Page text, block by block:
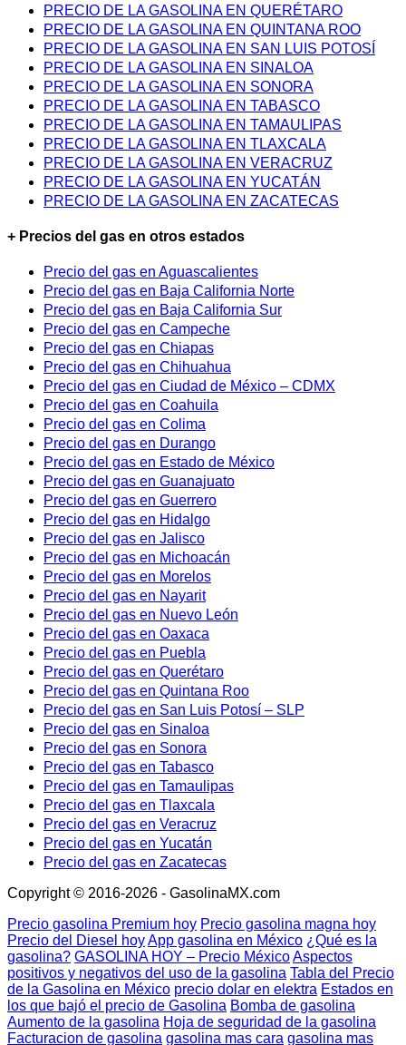
PRECIO DE LA GASOLINA EN QUERÉTARO
PRECIO DE LA GASOLINA EN QUINTANA ROO
PRECIO DE LA GASOLINA EN SAN LUIS POTOSÍ
PRECIO DE LA GASOLINA EN SINALOA
PRECIO DE LA GASOLINA EN SONORA
PRECIO DE LA GASOLINA EN TABASCO
PRECIO DE LA GASOLINA EN TAMAULIPAS
PRECIO DE LA GASOLINA EN TLAXCALA
PRECIO DE LA GASOLINA EN VERACRUZ
PRECIO DE LA GASOLINA EN YUCATÁN
PRECIO DE LA GASOLINA EN ZACATECAS
+ Precios del gas en otros estados
Precio del gas en Aguascalientes
Precio del gas en Baja California Norte
Precio del gas en Baja California Sur
Precio del gas en Campeche
Precio del gas en Chiapas
Precio del gas en Chihuahua
Precio del gas en Ciudad de México – CDMX
Precio del gas en Coahuila
Precio del gas en Colima
Precio del gas en Durango
Precio del gas en Estado de México
Precio del gas en Guanajuato
Precio del gas en Guerrero
Precio del gas en Hidalgo
Precio del gas en Jalisco
Precio del gas en Michoacán
Precio del gas en Morelos
Precio del gas en Nayarit
Precio del gas en Nuevo León
Precio del gas en Oaxaca
Precio del gas en Puebla
Precio del gas en Querétaro
Precio del gas en Quintana Roo
Precio del gas en San Luis Potosí – SLP
Precio del gas en Sinaloa
Precio del gas en Sonora
Precio del gas en Tabasco
Precio del gas en Tamaulipas
Precio del gas en Tlaxcala
Precio del gas en Veracruz
Precio del gas en Yucatán
Precio del gas en Zacatecas
Copyright © 2016-2026 - GasolinaMX.com
Precio gasolina Premium hoy Precio gasolina magna hoy
Precio del Diesel hoyApp gasolina en México ¿Qué es la
gasolina? GASOLINA HOY – Precio MéxicoAspectos
positivos y negativos del uso de la gasolina Tabla del Precio
de la Gasolina en México precio dolar en elektra Estados en
los que bajó el precio de Gasolina Bomba de gasolina
Aumento de la gasolina Hoja de seguridad de la gasolina
Facturacion de gasolina gasolina mas cara gasolina mas